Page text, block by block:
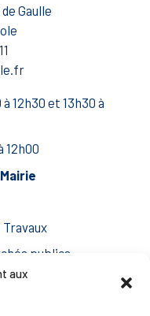
aux
Gaulle
12h30 et 13h30 à
12h00
Travaux
publics
associations